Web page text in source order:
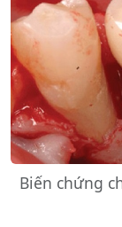
Biến chứng